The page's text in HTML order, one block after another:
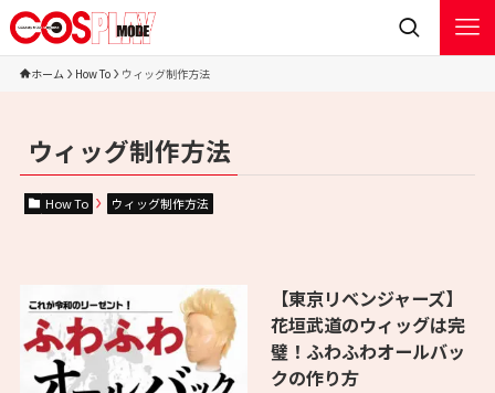
ホーム How To ウィッグ制作方法
ウィッグ制作方法
How To ウィッグ制作方法
【東京リベンジャーズ】
花垣武道のウィッグは完
璧！ふわふわオールバッ
クの作り方